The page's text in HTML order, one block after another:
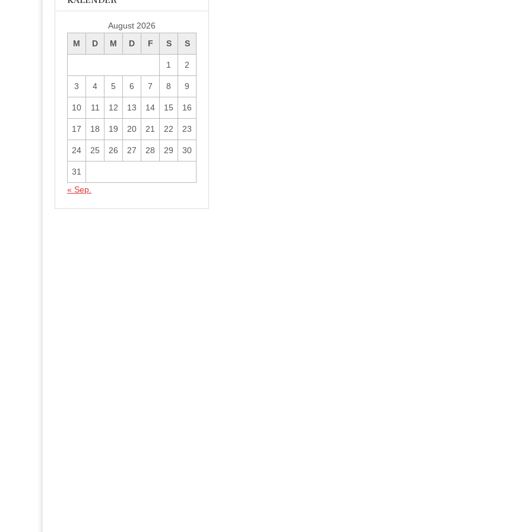
August 2026
M
D M D F S S
1 2
3 4 5 6 7 8 9
10 11 12 13 14 15 16
17 18 19 20 21 22 23
24 25 26 27 28 29 30
31
« Sep.